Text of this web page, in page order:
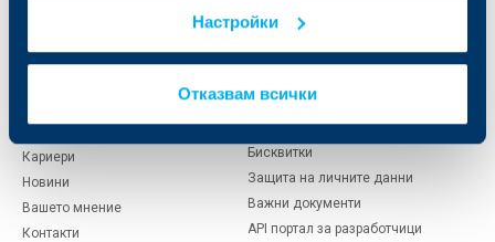
Настройки
Отказвам всички
Отчети и анализи
Кариери
Новини
Вашето мнение
Контакти
ОББ Застрахователен брокер
Условия за ползване на сайта
Бисквитки
Защита на личните данни
Важни документи
API портал за разработчици